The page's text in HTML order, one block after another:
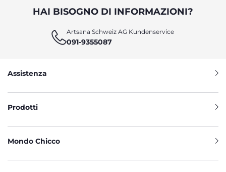
HAI BISOGNO DI INFORMAZIONI?
Artsana Schweiz AG Kundenservice
091-9355087
Assistenza
Prodotti
Mondo Chicco